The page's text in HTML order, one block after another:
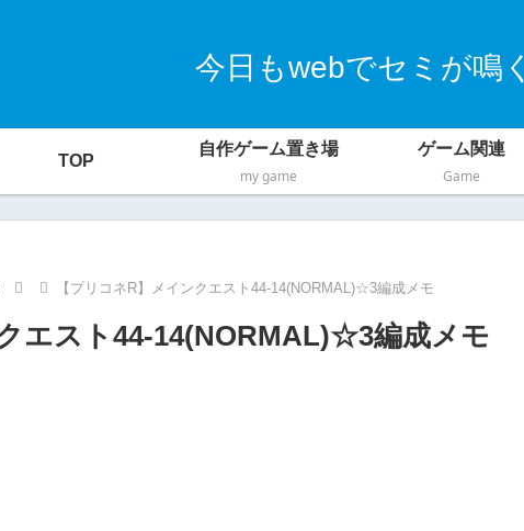
今日もwebでセミが鳴く
TOP
自作ゲーム置き場
my game
ゲーム関連
Game
【プリコネR】メインクエスト44-14(NORMAL)☆3編成メモ
エスト44-14(NORMAL)☆3編成メモ